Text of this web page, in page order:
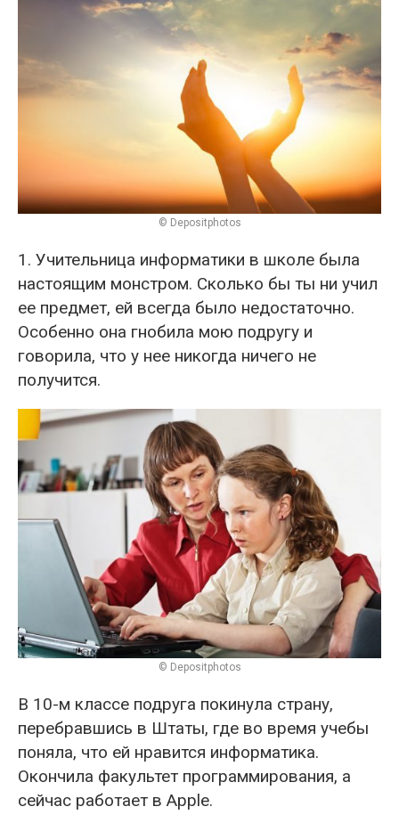
© Depositphotos
1. Учительница информатики в школе была
настоящим монстром. Сколько бы ты ни учил
ее предмет, ей всегда было недостаточно.
Особенно она гнобила мою подругу и
говорила, что у нее никогда ничего не
получится.
© Depositphotos
В 10-м классе подруга покинула страну,
перебравшись в Штаты, где во время учебы
поняла, что ей нравится информатика.
Окончила факультет программирования, а
сейчас работает в Apple.